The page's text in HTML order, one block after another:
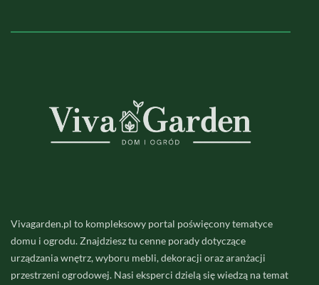
Vivagarden.pl to kompleksowy portal poświęcony tematyce
domu i ogrodu. Znajdziesz tu cenne porady dotyczące
urządzania wnętrz, wyboru mebli, dekoracji oraz aranżacji
przestrzeni ogrodowej. Nasi eksperci dzielą się wiedzą na temat